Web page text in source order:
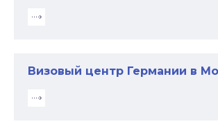
Визовый центр Германии в